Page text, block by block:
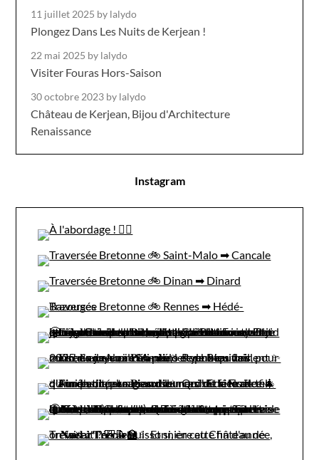
11 juillet 2025 by lalydo
Plongez Dans Les Nuits de Kerjean !
22 mai 2025 by lalydo
Visiter Fouras Hors-Saison
30 octobre 2023 by lalydo
Château de Kerjean, Bijou d'Architecture
Renaissance
Instagram